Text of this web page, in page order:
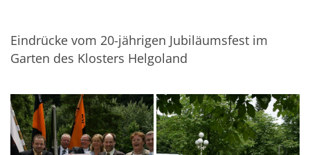
Eindrücke vom 20-jährigen Jubiläumsfest im
Garten des Klosters Helgoland